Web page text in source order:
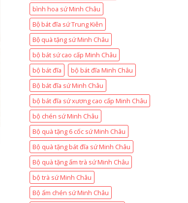
bình hoa sứ Minh Châu
Bộ bát đĩa sứ Trung Kiên
Bộ quà tặng sứ Minh Châu
bộ bát sứ cao cấp Minh Châu
bộ bát đĩa
bộ bát đĩa Minh Châu
Bộ bát đĩa sứ Minh Châu
bộ bát đĩa sứ xương cao cấp Minh Châu
bộ chén sứ Minh Châu
Bộ quà tặng 6 cốc sứ Minh Châu
Bộ quà tặng bát đĩa sứ Minh Châu
Bộ quà tặng ấm trà sứ Minh Châu
bộ trà sứ Minh Châu
Bộ ấm chén sứ Minh Châu